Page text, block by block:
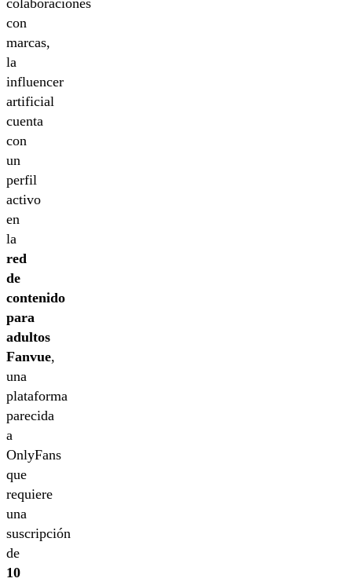
colaboraciones
con
marcas,
la
influencer
artificial
cuenta
con
un
perfil
activo
en
la
red
de
contenido
para
adultos
Fanvue,
una
plataforma
parecida
a
OnlyFans
que
requiere
una
suscripción
de
10